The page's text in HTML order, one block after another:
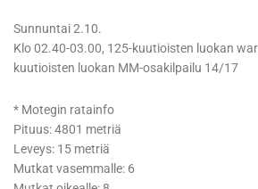
Sunnuntai 2.10.
Klo 02.40-03.00, 125-kuutioisten luokan
kuutioisten luokan MM-osakilpailu 14/17
* Motegin ratainfo
Pituus: 4801 metriä
Leveys: 15 metriä
Mutkat vasemmalle: 6